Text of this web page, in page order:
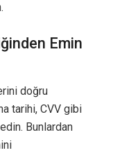
Emin
doğru
tarihi, CVV gibi
Bunlardan